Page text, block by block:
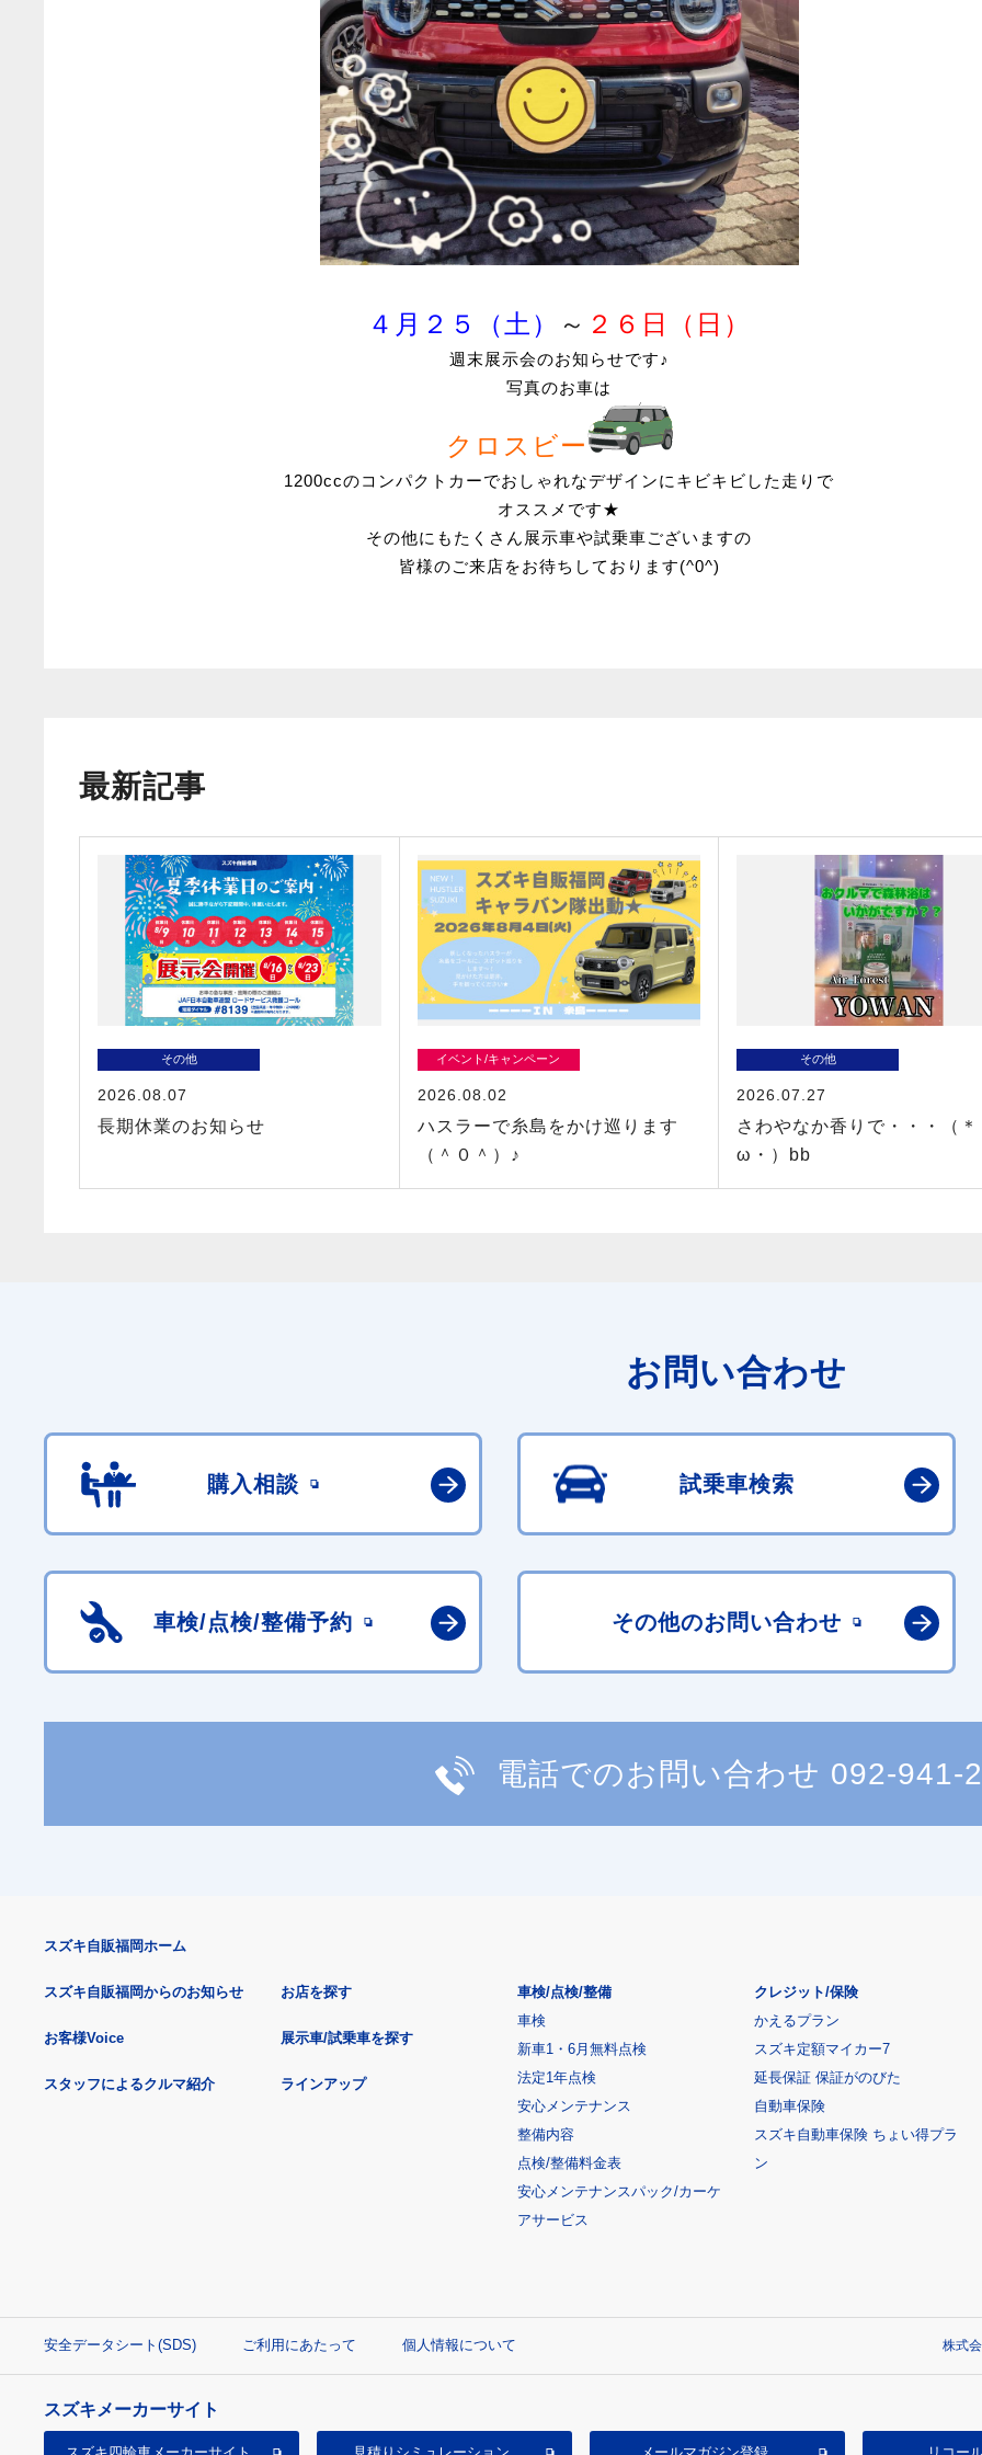
４月２５（土） ～ ２６日（日）
週末展示会のお知らせです♪
写真のお車は
クロスビー
1200ccのコンパクトカーでおしゃれなデザインにキビキビした走りで
オススメです★
その他にもたくさん展示車や試乗車ございますの
皆様のご来店をお待ちしております(^0^)
最新記事
その他
2026.08.07
長期休業のお知らせ
イベント/キャンペーン
2026.08.02
ハスラーで糸島をかけ巡ります
（＾０＾）♪
その他
2026.07.27
さわやなか香りで・・・（
ω・）bb
お問い合わせ
購入相談 試乗車検索
車検/点検/整備予約 その他のお問い合わせ
電話でのお問い合わせ 092-941-
スズキ自販福岡ホーム
スズキ自販福岡からのお知らせ
お客様Voice
スタッフによるクルマ紹介
お店を探す
展示車/試乗車を探す
ラインアップ
車検/点検/整備
車検
新車1・6月無料点検
法定1年点検
安心メンテナンス
整備内容
点検/整備料金表
安心メンテナンスパック/カーケ
アサービス
クレジット/保険
かえるプラン
スズキ定額マイカー7
延長保証 保証がのびた
自動車保険
スズキ自動車保険 ちょい得プラ
ン
安全データシート(SDS) ご利用にあたって 個人情報について 株式
スズキメーカーサイト